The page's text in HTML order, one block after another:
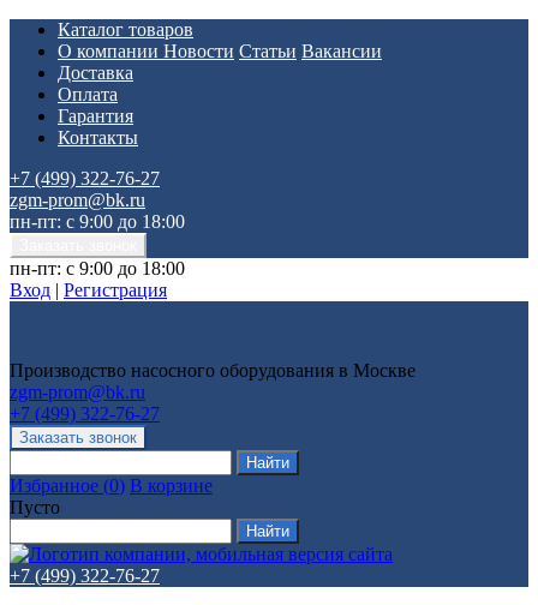
Каталог товаров
О компании Новости Статьи Вакансии
Доставка
Оплата
Гарантия
Контакты
+7 (499) 322-76-27
zgm-prom@bk.ru
пн-пт: с 9:00 до 18:00
пн-пт: с 9:00 до 18:00
Вход | Регистрация
Производство насосного оборудования в Москве
zgm-prom@bk.ru
+7 (499) 322-76-27
Избранное (0) В корзине
Пусто
+7 (499) 322-76-27